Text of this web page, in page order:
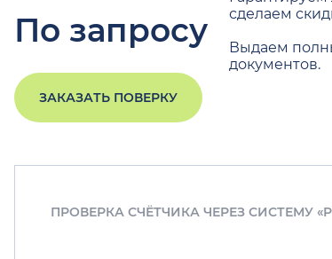
По запросу
сделаем
Выдаем
документов.
ЗАКАЗАТЬ ПОВЕРКУ
ПРОВЕРКА СЧЁТЧИКА ЧЕРЕЗ СИСТЕМУ